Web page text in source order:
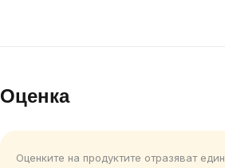
Оценка
Оценките на продуктите отразяват